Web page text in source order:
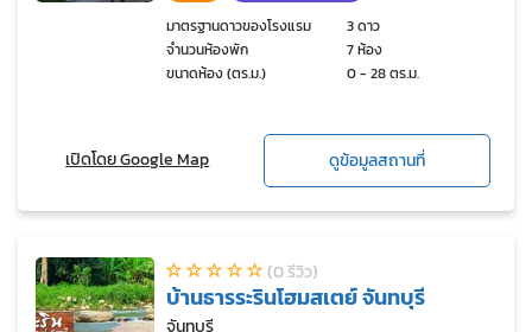
มาตรฐานดาวของโรงแรม
3 ดาว
จำนวนห้องพัก
7 ห้อง
ขนาดห้อง (ตร.ม.)
0 - 28 ตร.ม.
เปิดโดย Google Map ดูข้อมูลสถานที่
(0 รีวิว)
บ้านธารระรินโฮมสเตย์ จันทบุรี
จันทบุรี